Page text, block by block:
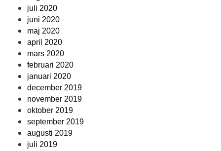
juli 2020
juni 2020
maj 2020
april 2020
mars 2020
februari 2020
januari 2020
december 2019
november 2019
oktober 2019
september 2019
augusti 2019
juli 2019